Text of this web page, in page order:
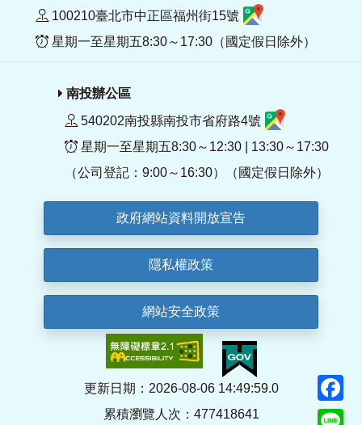
100210臺北市中正區福州街15號
星期一至星期五8:30～17:30（國定假日除外）
南投辦公區
540202南投縣南投市省府路4號
星期一至星期五8:30～12:30 | 13:30～17:30
（公司登記：9:00～16:30）（國定假日除外）
政府網站資料開放宣告
隱私權政策
網站安全政策
更新日期：2026-08-06 14:49:59.0
累積瀏覽人次：477418641